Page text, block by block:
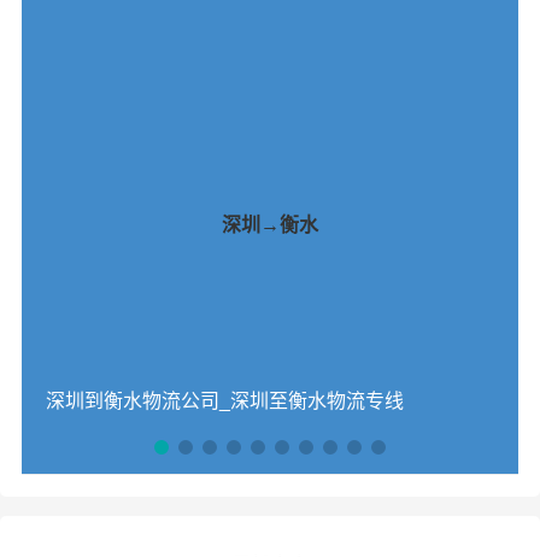
深圳→衡水
深圳到衡水物流公司_深圳至衡水物流专线